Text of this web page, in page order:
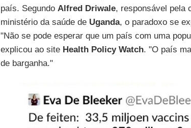
país. Segundo Alfred Driwale, responsável pela
ministério da saúde de Uganda, o paradoxo se
"Não se pode esperar que um país com uma
explicou ao site Health Policy Watch. "O país
de barganha."